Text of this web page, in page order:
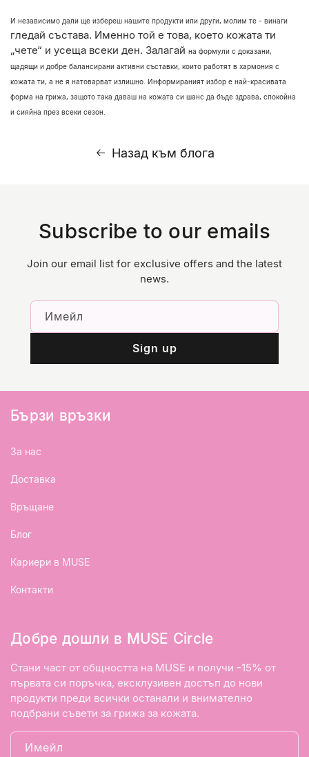
И независимо дали ще избереш нашите продукти или други, молим те - винаги
гледай състава. Именно той е това, което кожата ти
„чете“ и усеща всеки ден. Залагай на формули с доказани,
щадящи и добре балансирани активни съставки, които работят в хармония с
кожата ти, а не я натоварват излишно. Информираният избор е най-красивата
форма на грижа, защото така даваш на кожата си шанс да бъде здрава, спокойна
и сияйна през всеки сезон.
Назад към блога
Subscribe to our emails
Join our email list for exclusive offers and the latest
news.
Имейл
Sign up
Бързи връзки
За нас
Доставка
Връщане
Блог
Кариери в MUSE
Контакти
Добре дошли в MUSE Circle
Стани част от общността на MUSE и получи -15% от
първата си поръчка, ексклузивен достъп до нови
продукти преди всички останали и внимателно
подбрани съвети за грижа за кожата.
Имейл